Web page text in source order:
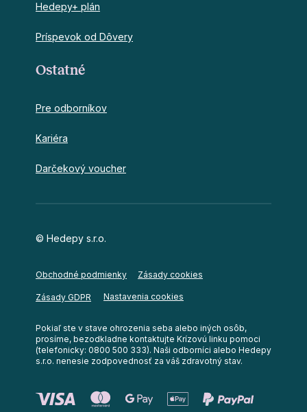
Hedepy+ plán
Príspevok od Dôvery
Ostatné
Pre odborníkov
Kariéra
Darčekový voucher
© Hedepy s.r.o.
Obchodné podmienky Zásady cookies
Zásady GDPR Nastavenia cookies
Pokiaľ ste v stave ohrozenia seba alebo iných osôb,
prosíme, bezodkladne kontaktujte Krízovú linku pomoci
(telefonicky: 0800 500 333). Naši odborníci alebo Hedepy
s.r.o. nenesie zodpovednosť za váš zdravotný stav.